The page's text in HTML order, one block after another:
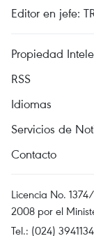
Editor en jefe:
Propiedad
RSS
Idiomas
Servicios de
Contacto
Licencia No.
2008 por el
Tel.: (024)